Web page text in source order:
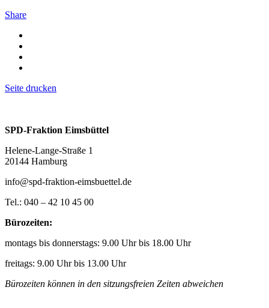
Share
Seite drucken
SPD-Fraktion Eimsbüttel
Helene-Lange-Straße 1
20144 Hamburg
info@spd-fraktion-eimsbuettel.de
Tel.: 040 – 42 10 45 00
Bürozeiten:
montags bis donnerstags: 9.00 Uhr bis 18.00 Uhr
freitags: 9.00 Uhr bis 13.00 Uhr
Bürozeiten können in den sitzungsfreien Zeiten abweichen